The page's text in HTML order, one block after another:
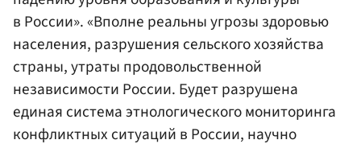
в России». «Вполне реальны угрозы здоровью
населения, разрушения сельского хозяйства
страны, утраты продовольственной
независимости России. Будет разрушена
единая система этнологического мониторинга
конфликтных ситуаций в России, научно